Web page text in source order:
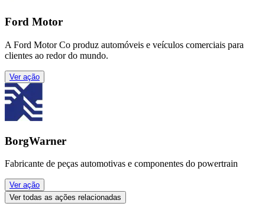
Ford Motor
A Ford Motor Co produz automóveis e veículos comerciais para
clientes ao redor do mundo.
Ver ação
BorgWarner
Fabricante de peças automotivas e componentes do powertrain
Ver ação
Ver todas as ações relacionadas